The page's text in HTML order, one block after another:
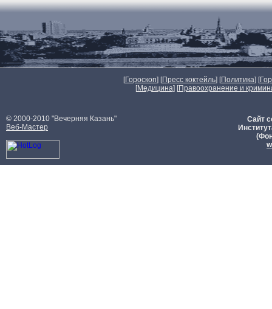
[Гороскоп] [Пресс коктейль] [Политика] [
[Медицина] [Правоохранение и
© 2000-2010 "Вечерняя Казань"
Веб-Мастер
Сайт